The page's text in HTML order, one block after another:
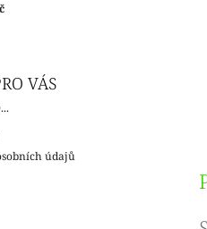
VÁS
údajů